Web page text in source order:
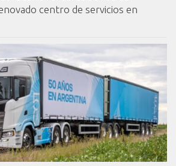
centro de servicios en